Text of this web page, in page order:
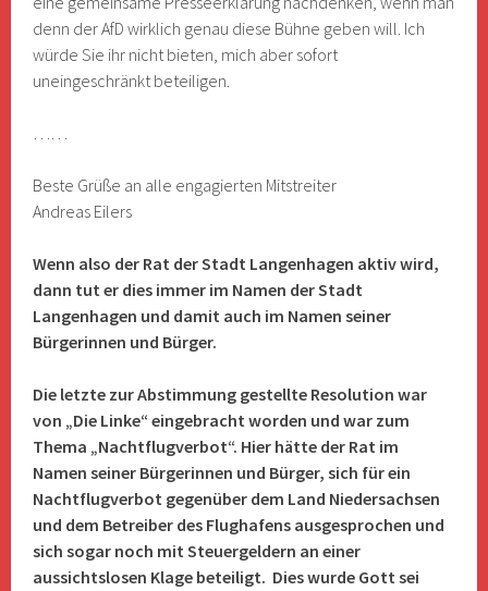
denn der AfD wirklich genau diese Bühne geben will. Ich
würde Sie ihr nicht bieten, mich aber sofort
uneingeschränkt beteiligen.
……
Beste Grüße an alle engagierten Mitstreiter
Andreas Eilers
Wenn also der Rat der Stadt Langenhagen aktiv wird,
dann tut er dies immer im Namen der Stadt
Langenhagen und damit auch im Namen seiner
Bürgerinnen und Bürger.
Die letzte zur Abstimmung gestellte Resolution war
von „Die Linke“ eingebracht worden und war zum
Thema „Nachtflugverbot“. Hier hätte der Rat im
Namen seiner Bürgerinnen und Bürger, sich für ein
Nachtflugverbot gegenüber dem Land Niedersachsen
und dem Betreiber des Flughafens ausgesprochen und
sich sogar noch mit Steuergeldern an einer
aussichtslosen Klage beteiligt. Dies wurde Gott sei